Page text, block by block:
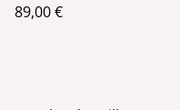
89,00 €